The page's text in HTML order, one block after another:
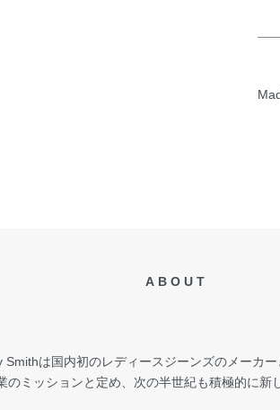
ABOUT
は国内初のレディースジーンズのメーカ
のミッションと定め、次の半世紀も積極的に新